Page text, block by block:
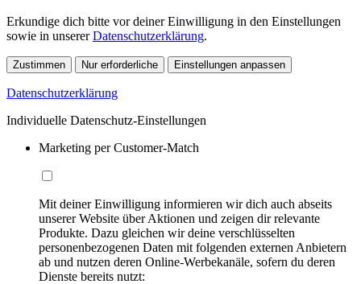
Erkundige dich bitte vor deiner Einwilligung in den Einstellungen
sowie in unsererDatenschutzerklärung.
Zustimmen Nur erforderliche Einstellungen anpassen
Datenschutzerklärung
Individuelle Datenschutz-Einstellungen
Marketing per Customer-Match
Mit deiner Einwilligung informieren wir dich auch abseits
unserer Website über Aktionen und zeigen dir relevante
Produkte. Dazu gleichen wir deine verschlüsselten
personenbezogenen Daten mit folgenden externen Anbietern
ab und nutzen deren Online-Werbekanäle, sofern du deren
Dienste bereits nutzt: